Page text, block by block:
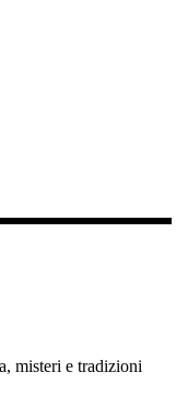
misteri e tradizioni